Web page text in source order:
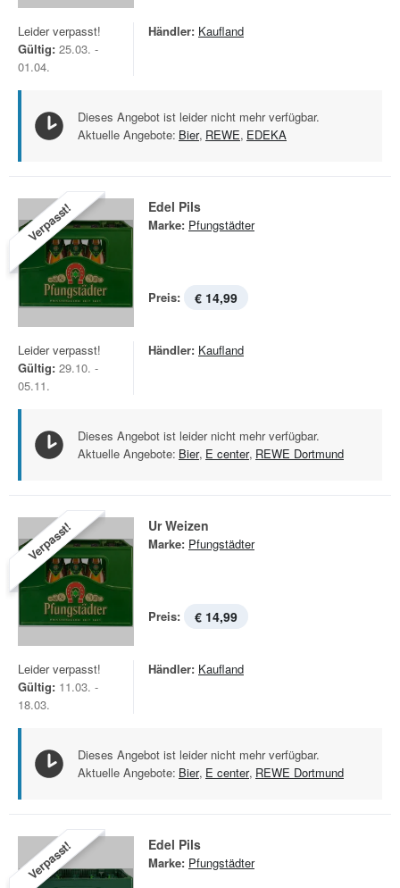
Leider verpasst!
Gültig: 25.03. -
01.04.
Händler: Kaufland
Dieses Angebot ist leider nicht mehr verfügbar.
Aktuelle Angebote: Bier, REWE, EDEKA
Verpasst! Edel Pils
Marke: Pfungstädter
Preis: € 14,99
Leider verpasst!
Gültig: 29.10. -
05.11.
Händler: Kaufland
Dieses Angebot ist leider nicht mehr verfügbar.
Aktuelle Angebote: Bier, E center, REWE Dortmund
Verpasst! Ur Weizen
Marke: Pfungstädter
Preis: € 14,99
Leider verpasst!
Gültig: 11.03. -
18.03.
Händler: Kaufland
Dieses Angebot ist leider nicht mehr verfügbar.
Aktuelle Angebote: Bier, E center, REWE Dortmund
Verpasst! Edel Pils
Marke: Pfungstädter